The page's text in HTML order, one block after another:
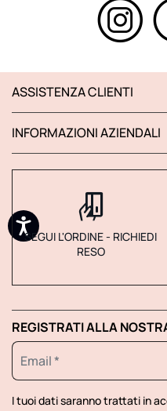
ASSISTENZA CLIENTI
INFORMAZIONI AZIENDALI
SEGUI L'ORDINE - RICHIEDI
RESO
REGISTRATI ALLA
I tuoi dati saranno trattati in